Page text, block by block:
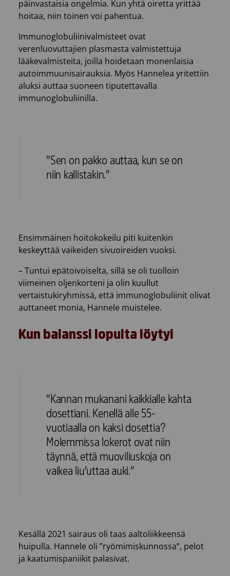
päinvastaisia ongelmia. Kun yhtä oiretta yrittää
hoitaa, niin toinen voi pahentua.
Immunoglobuliinivalmisteet ovat
verenluovuttajien plasmasta valmistettuja
lääkevalmisteita, joilla hoidetaan monenlaisia
autoimmuunisairauksia. Myös Hannelea yritettiin
aluksi auttaa suoneen tiputettavalla
immunoglobuliinilla.
”Sen on pakko auttaa, kun se on
niin kallistakin.”
Ensimmäinen hoitokokeilu piti kuitenkin
keskeyttää vaikeiden sivuoireiden vuoksi.
– Tuntui epätoivoiselta, sillä se oli tuolloin
viimeinen oljenkorteni ja olin kuullut
vertaistukiryhmissä, että immunoglobuliinit olivat
auttaneet monia, Hannele muistelee.
Kun balanssi lopulta löytyi
”Kannan mukanani kaikkialle kahta
dosettiani. Kenellä alle 55-
vuotiaalla on kaksi dosettia?
Molemmissa lokerot ovat niin
täynnä, että muoviliuskoja on
vaikea liu’uttaa auki.”
Kesällä 2021 sairaus oli taas aaltoliikkeensä
huipulla. Hannele oli ”ryömimiskunnossa”, pelot
ja kaatumispaniikit palasivat.